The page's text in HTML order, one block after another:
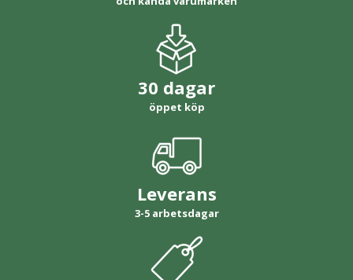
30 dagar
öppet köp
Leverans
3-5 arbetsdagar